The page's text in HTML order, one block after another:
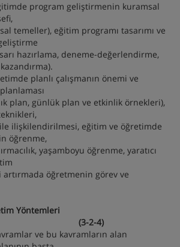
program geliştirmenin kuramsal
temeller), eğitim programı tasarımı ve
hazırlama, deneme-değerlendirme,
planlı çalışmanın önemi ve
plan, günlük plan ve etkinlik örnekleri),
ilişkilendirilmesi, eğitim ve öğretimde
öğrenme,
yaşamboyu öğrenme, yaratıcı
öğretmenin görev ve
Yöntemleri
4)
ve bu kavramların alan